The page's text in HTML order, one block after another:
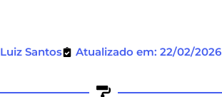
Luiz Santos Atualizado em: 22/02/2026